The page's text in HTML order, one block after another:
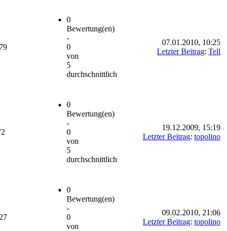
0
Bewertung(en)
-
0
von
5
durchschnittlich
07.01.2010, 10:25
Letzter Beitrag: Tell
0
Bewertung(en)
-
0
von
5
durchschnittlich
19.12.2009, 15:19
Letzter Beitrag: topolino
0
Bewertung(en)
-
0
von
09.02.2010, 21:06
Letzter Beitrag: topolino